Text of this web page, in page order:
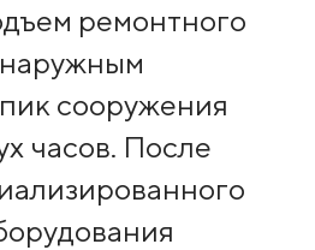
ремонтного
сооружения
часов. После